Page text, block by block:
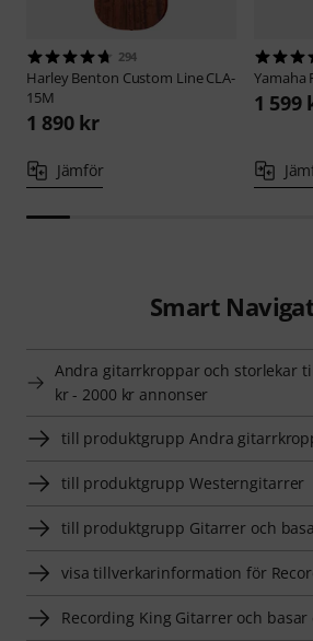
294
Harley Benton Custom Line CLA-
15M
1 890 kr
Jämför
Yamaha
1 599
Smart
Andra gitarrkroppar och storlekar
kr - 2000 kr annonser
till produktgrupp Andra
till produktgrupp Westerngitarrer
till produktgrupp Gitarrer och
visa tillverkarinformation för
Recording King Gitarrer och